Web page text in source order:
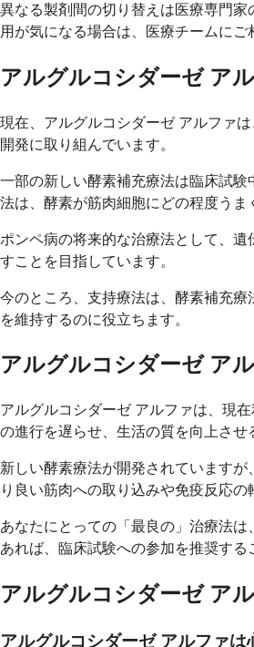
異なる製剤間の切り替えは医療専門
用が気になる場合は、医療チームにご
アルグルコシダーゼ ア
現在、アルグルコシダーゼ アルファ
開発に取り組んでいます。
一部の新しい酵素補充療法は臨床試
法は、酵素が筋肉細胞にどの程度うま
ポンペ病の将来的な治療法として、
すことを目指しています。
今のところ、支持療法は、酵素補充
を維持するのに役立ちます。
アルグルコシダーゼ ア
アルグルコシダーゼ アルファは、現
の進行を遅らせ、生活の質を向上させ
新しい酵素療法が開発されています
り良い筋肉への取り込みや免疫反応
あなたにとっての「最良の」治療法
あれば、臨床試験への参加を推奨する
アルグルコシダーゼ ア
アルグルコシダーゼ アルファ